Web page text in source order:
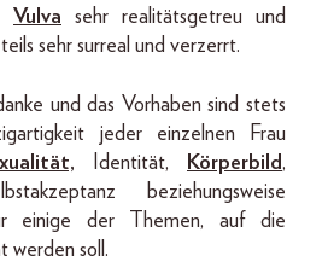
Vulva sehr realitätsgetreu und
sehr surreal und verzerrt.
und das Vorhaben sind stets
jeder einzelnen Frau
Identität, Körperbild,
beziehungsweise
einige der Themen, auf die
werden soll.